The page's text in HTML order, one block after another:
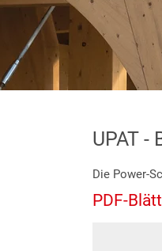
UPAT -
Die Power-
PDF-